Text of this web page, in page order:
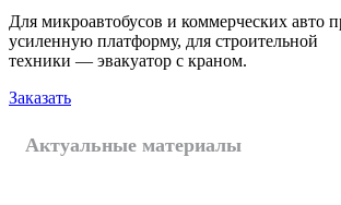
Для микроавтобусов и коммерческих авто
усиленную платформу, для строительной
техники — эвакуатор с краном.
Заказать
Актуальные материалы